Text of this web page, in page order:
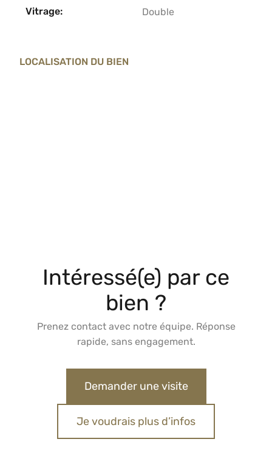
Vitrage: Double
LOCALISATION DU BIEN
Intéressé(e) par ce
bien ?
Prenez contact avec notre équipe. Réponse
rapide, sans engagement.
Demander une visite
Je voudrais plus d’infos